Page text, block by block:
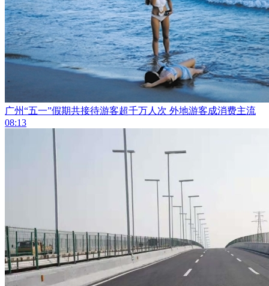
广州“五一”假期共接待游客超千万人次 外地游客成消费主流
08:13